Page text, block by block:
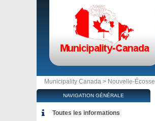
Municipality Canada > Nouvelle-Écosse
NAVIGATION GÉNÉRALE
Toutes les informations